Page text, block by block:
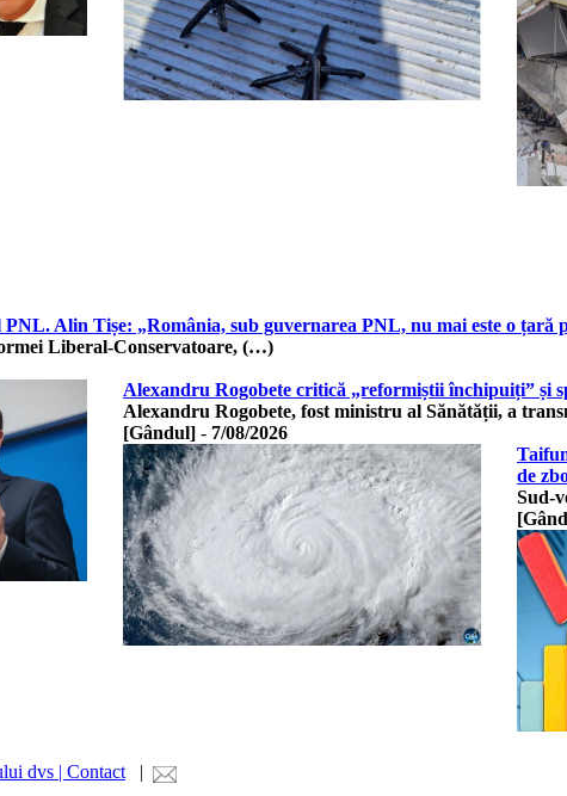
Alin Tișe: „România, sub guvernarea PNL, nu mai este o țară
Liberal-Conservatoare, (…)
Alexandru Rogobete critică „reformiștii închipuiți” și
Alexandru Rogobete, fost ministru al Sănătății, a
[Gândul] - 7/08/2026
de
Sud-
dvs | Contact |